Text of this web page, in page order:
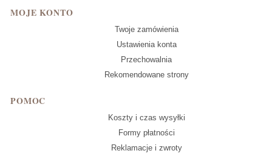
MOJE KONTO
Twoje zamówienia
Ustawienia konta
Przechowalnia
Rekomendowane strony
POMOC
Koszty i czas wysyłki
Formy płatności
Reklamacje i zwroty